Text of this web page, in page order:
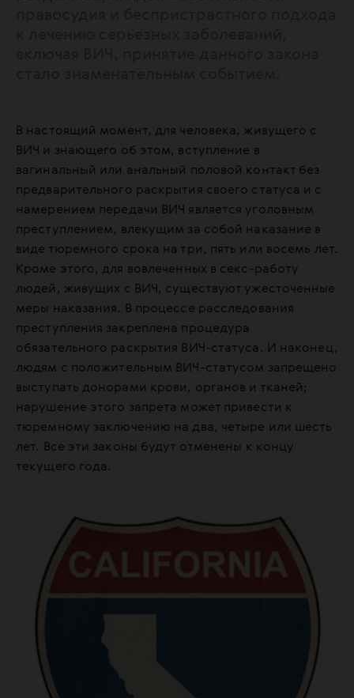
В настоящий момент, для человека, живущего с
ВИЧ и знающего об этом, вступление в
вагинальный или анальный половой контакт без
предварительного раскрытия своего статуса и с
намерением передачи ВИЧ является уголовным
преступлением, влекущим за собой наказание в
виде тюремного срока на три, пять или восемь лет.
Кроме этого, для вовлеченных в секс-работу
людей, живущих с ВИЧ, существуют ужесточенные
меры наказания. В процессе расследования
преступления закреплена процедура
обязательного раскрытия ВИЧ-статуса. И наконец,
людям с положительным ВИЧ-статусом запрещено
выступать донорами крови, органов и тканей;
нарушение этого запрета может привести к
тюремному заключению на два, четыре или шесть
лет. Все эти законы будут отменены к концу
текущего года.